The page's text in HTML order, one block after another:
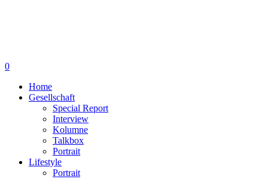
0
Home
Gesellschaft
Special Report
Interview
Kolumne
Talkbox
Portrait
Lifestyle
Portrait